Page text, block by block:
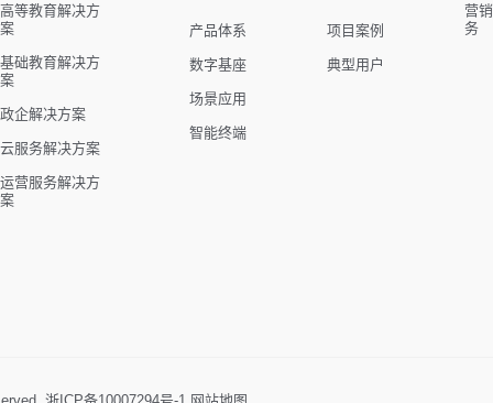
高等教育解决方
案
基础教育解决方
案
政企解决方案
云服务解决方案
运营服务解决方
案
产品体系
数字基座
场景应用
智能终端
项目案例
典型用户
营
务